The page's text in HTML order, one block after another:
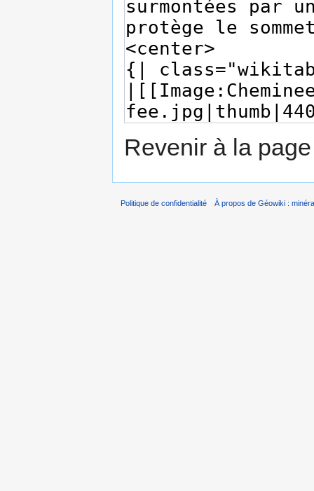
Revenir à la
Politique de confidentialité À propos de Géowiki :